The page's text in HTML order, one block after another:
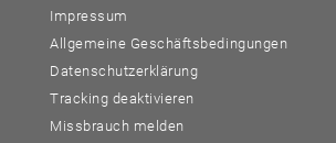
Impressum
Allgemeine Geschäftsbedingungen
Datenschutzerklärung
Tracking deaktivieren
Missbrauch melden